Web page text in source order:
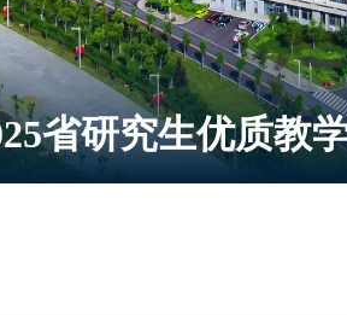
省研究生优质教